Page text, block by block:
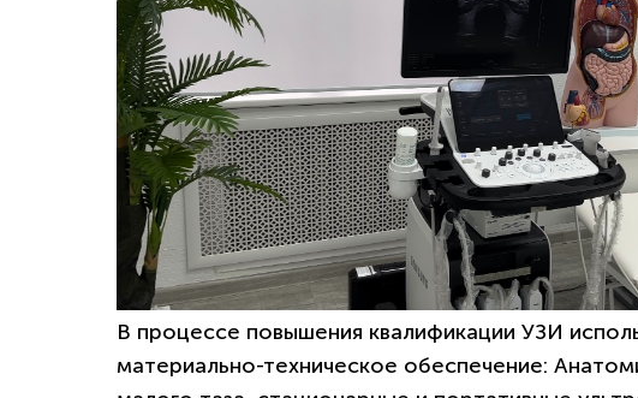
В процессе повышения квалификации УЗИ
материально-техническое обеспечение: